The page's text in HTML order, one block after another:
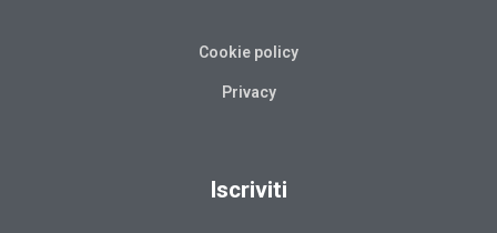
Cookie policy
Privacy
Iscriviti